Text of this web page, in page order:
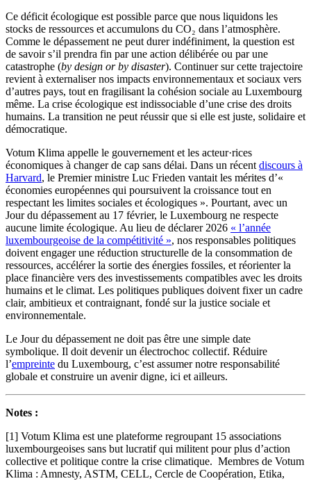
Ce déficit écologique est possible parce que nous liquidons les
stocks de ressources et accumulons du CO₂ dans l’atmosphère.
Comme le dépassement ne peut durer indéfiniment, la question est
de savoir s’il prendra fin par une action délibérée ou par une
catastrophe (by design or by disaster). Continuer sur cette trajectoire
revient à externaliser nos impacts environnementaux et sociaux vers
d’autres pays, tout en fragilisant la cohésion sociale au Luxembourg
même. La crise écologique est indissociable d’une crise des droits
humains. La transition ne peut réussir que si elle est juste, solidaire et
démocratique.
Votum Klima appelle le gouvernement et les acteur·rices
économiques à changer de cap sans délai. Dans un récent discours à
Harvard, le Premier ministre Luc Frieden vantait les mérites d’«
économies européennes qui poursuivent la croissance tout en
respectant les limites sociales et écologiques ». Pourtant, avec un
Jour du dépassement au 17 février, le Luxembourg ne respecte
aucune limite écologique. Au lieu de déclarer 2026 « l’année
luxembourgeoise de la compétitivité », nos responsables politiques
doivent engager une réduction structurelle de la consommation de
ressources, accélérer la sortie des énergies fossiles, et réorienter la
place financière vers des investissements compatibles avec les droits
humains et le climat. Les politiques publiques doivent fixer un cadre
clair, ambitieux et contraignant, fondé sur la justice sociale et
environnementale.
Le Jour du dépassement ne doit pas être une simple date
symbolique. Il doit devenir un électrochoc collectif. Réduire
l’empreinte du Luxembourg, c’est assumer notre responsabilité
globale et construire un avenir digne, ici et ailleurs.
Notes :
[1] Votum Klima est une plateforme regroupant 15 associations
luxembourgeoises sans but lucratif qui militent pour plus d’action
collective et politique contre la crise climatique. Membres de Votum
Klima : Amnesty, ASTM, CELL, Cercle de Coopération, Etika,